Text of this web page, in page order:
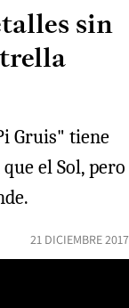
sin
Gruis" tiene
el Sol, pero
21 DICIEMBRE 2017